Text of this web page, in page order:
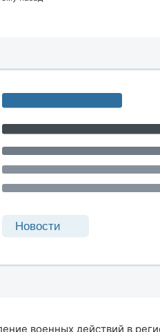
военных действий в